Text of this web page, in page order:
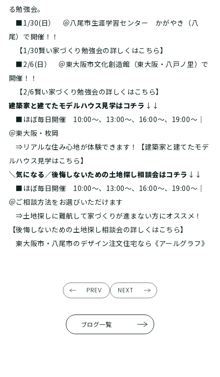
る勉強会。
■1/30(日） ＠八尾市生涯学習センター かがやき（八
尾）で開催！！
【1/30賢い家づくり勉強会の詳しくはこちら】
■2/6(日） ＠東大阪市文化創造館（東大阪・八戸ノ里）で
開催！！
【2/6賢い家づくり勉強会の詳しくはこちら】
建築家と建てたモデルハウス見学はコチラ ↓↓
■ほぼ毎日開催 10:00～、13:00～、16:00～、19:00～｜
＠東大阪・枚岡
⇒リアルな住み心地が体験できます！
【建築家と建てたモデ
ルハウス見学はこちら】
＼気になる／後悔しないための土地探し相談会はコチラ ↓↓
■ほぼ毎日開催 10:00～、13:00～、16:00～、19:00～｜
＠ご相談方法をお選びいただけます
⇒土地探しに難航して家づくりが進まない方にオススメ！
【後悔しないための土地探し相談会の詳しくはこちら】
東大阪市・八尾市のデザイン注文住宅なら 《アールグラフ》
PREV NEXT
ブログ一覧